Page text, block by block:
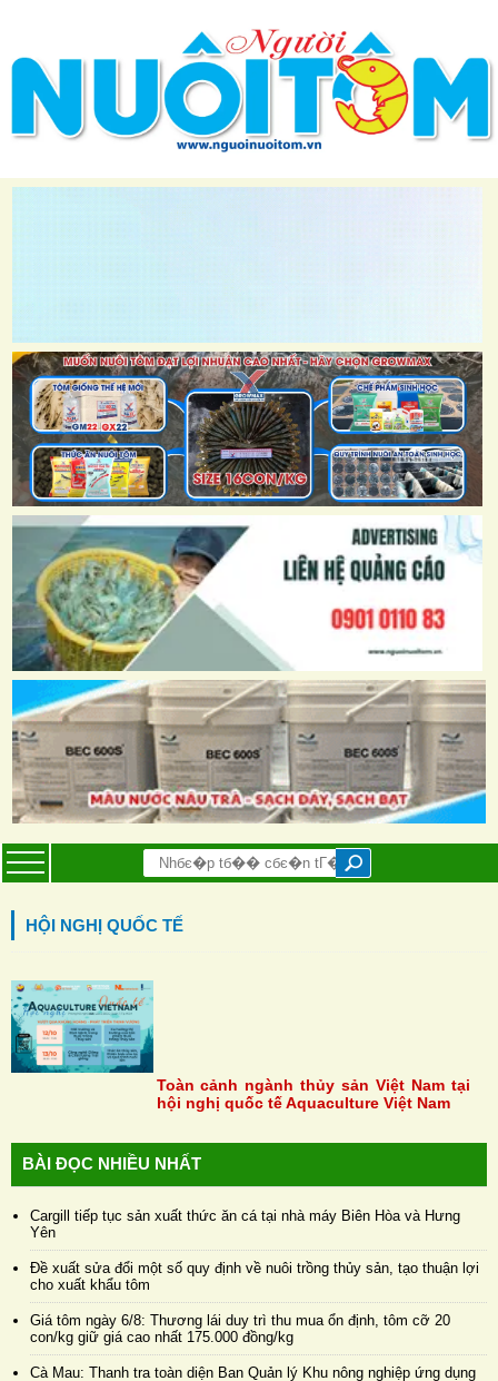
HỘI NGHỊ QUỐC TẾ
Toàn cảnh ngành thủy sản Việt Nam tại
hội nghị quốc tế Aquaculture Việt Nam
BÀI ĐỌC NHIỀU NHẤT
Cargill tiếp tục sản xuất thức ăn cá tại nhà máy Biên Hòa và Hưng
Yên
Đề xuất sửa đổi một số quy định về nuôi trồng thủy sản, tạo thuận lợi
cho xuất khẩu tôm
Giá tôm ngày 6/8: Thương lái duy trì thu mua ổn định, tôm cỡ 20
con/kg giữ giá cao nhất 175.000 đồng/kg
Cà Mau: Thanh tra toàn diện Ban Quản lý Khu nông nghiệp ứng dụng